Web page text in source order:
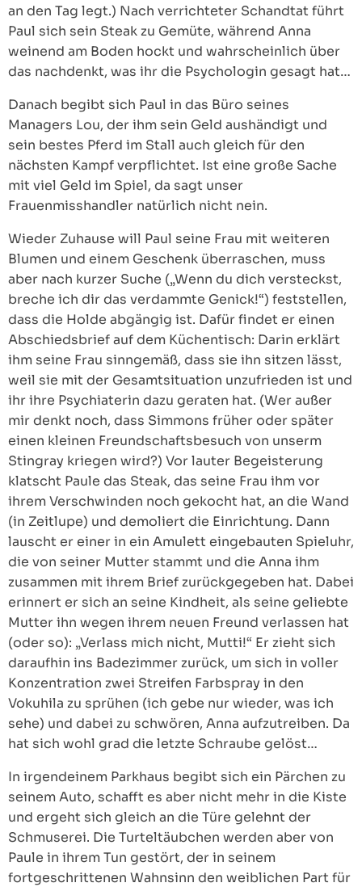
an den Tag legt.) Nach verrichteter Schandtat führt
Paul sich sein Steak zu Gemüte, während Anna
weinend am Boden hockt und wahrscheinlich über
das nachdenkt, was ihr die Psychologin gesagt hat…
Danach begibt sich Paul in das Büro seines
Managers Lou, der ihm sein Geld aushändigt und
sein bestes Pferd im Stall auch gleich für den
nächsten Kampf verpflichtet. Ist eine große Sache
mit viel Geld im Spiel, da sagt unser
Frauenmisshandler natürlich nicht nein.
Wieder Zuhause will Paul seine Frau mit weiteren
Blumen und einem Geschenk überraschen, muss
aber nach kurzer Suche („Wenn du dich versteckst,
breche ich dir das verdammte Genick!“) feststellen,
dass die Holde abgängig ist. Dafür findet er einen
Abschiedsbrief auf dem Küchentisch: Darin erklärt
ihm seine Frau sinngemäß, dass sie ihn sitzen lässt,
weil sie mit der Gesamtsituation unzufrieden ist und
ihr ihre Psychiaterin dazu geraten hat. (Wer außer
mir denkt noch, dass Simmons früher oder später
einen kleinen Freundschaftsbesuch von unserm
Stingray kriegen wird?) Vor lauter Begeisterung
klatscht Paule das Steak, das seine Frau ihm vor
ihrem Verschwinden noch gekocht hat, an die Wand
(in Zeitlupe) und demoliert die Einrichtung. Dann
lauscht er einer in ein Amulett eingebauten Spieluhr,
die von seiner Mutter stammt und die Anna ihm
zusammen mit ihrem Brief zurückgegeben hat. Dabei
erinnert er sich an seine Kindheit, als seine geliebte
Mutter ihn wegen ihrem neuen Freund verlassen hat
(oder so): „Verlass mich nicht, Mutti!“ Er zieht sich
daraufhin ins Badezimmer zurück, um sich in voller
Konzentration zwei Streifen Farbspray in den
Vokuhila zu sprühen (ich gebe nur wieder, was ich
sehe) und dabei zu schwören, Anna aufzutreiben. Da
hat sich wohl grad die letzte Schraube gelöst…
In irgendeinem Parkhaus begibt sich ein Pärchen zu
seinem Auto, schafft es aber nicht mehr in die Kiste
und ergeht sich gleich an die Türe gelehnt der
Schmuserei. Die Turteltäubchen werden aber von
Paule in ihrem Tun gestört, der in seinem
fortgeschrittenen Wahnsinn den weiblichen Part für